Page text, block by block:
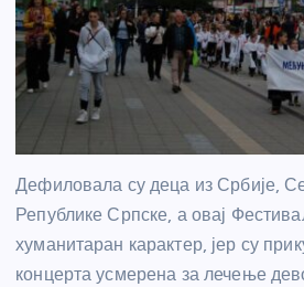
Дефиловала су деца из Србије,
Републике Српске, а овај
хуманитаран карактер, јер су
концерта усмерена за лечење